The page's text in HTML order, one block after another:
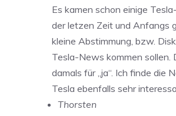
Es kamen schon einige
der letzen Zeit und Anfangs
kleine Abstimmung, bzw.
Tesla-News kommen sollen.
damals für „ja“. Ich finde die
Tesla ebenfalls sehr
Thorsten